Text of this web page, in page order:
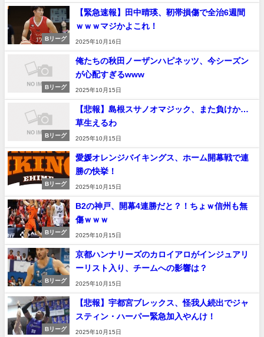
Bリーグ
【緊急速報】田中晴瑛、靭帯損傷で全治6週間
ｗｗｗマジかよこれ！
2025年10月16日
Bリーグ
俺たちの秋田ノーザンハピネッツ、今シーズン
が心配すぎるwww
2025年10月15日
Bリーグ
【悲報】島根スサノオマジック、また負けか…
草生えるわ
2025年10月15日
Bリーグ
愛媛オレンジバイキングス、ホーム開幕戦で連
勝の快挙！
2025年10月15日
Bリーグ
B2の神戸、開幕4連勝だと？！ちょｗ信州も無
傷ｗｗｗ
2025年10月15日
Bリーグ
京都ハンナリーズのカロイアロがインジュアリ
ーリスト入り、チームへの影響は？
2025年10月15日
Bリーグ
【悲報】宇都宮ブレックス、怪我人続出でジャ
スティン・ハーパー緊急加入やんけ！
2025年10月15日